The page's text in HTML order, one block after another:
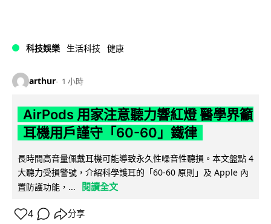
科技娛樂 生活科技 健康
arthur 1 小時
AirPods 用家注意聽力響紅燈 醫學界籲
耳機用戶謹守「60-60」鐵律
長時間高音量佩戴耳機可能導致永久性噪音性聽損。本文盤點 4
大聽力受損警號，介紹科學護耳的「60-60 原則」及 Apple 內
置防護功能，...
閱讀全文
4 分享